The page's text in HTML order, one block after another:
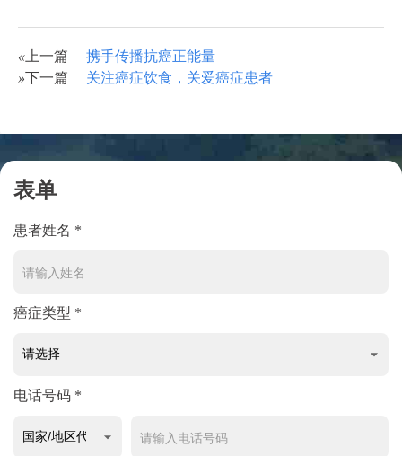
« 上一篇
携手传播抗癌正能量
»下一篇 关注癌症饮食，关爱癌症患者
表单
患者姓名 *
癌症类型 *
电话号码 *